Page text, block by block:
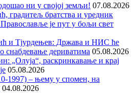
ни у својој земљи! 07.08.2026
градитељ братства и уредник
је пут у бољи свет
и Тјурдењев: Држава и НИС ће
снабдевање дериватима 05.08.2026
„Олуја“, раскринкавање и крај
05.08.2026
1997) – њему у спомен, на
04.08.2026